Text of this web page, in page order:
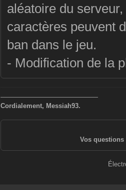
aléatoire du
caractères peuvent
ban dans le jeu.
- Modification de la
———————————————
Cordialement, Messiah93.
Vos questions